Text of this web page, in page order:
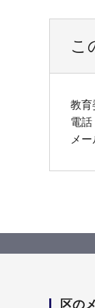
こ
教育
電
メー
区の